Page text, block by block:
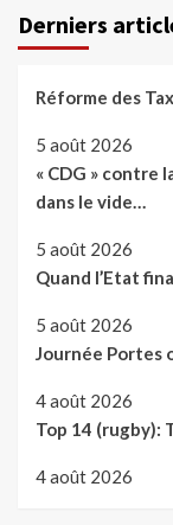
Derniers
Réforme des
5 août 2026
« CDG » contre
dans le vide…
5 août 2026
Quand l’Etat
5 août 2026
Journée Portes
4 août 2026
Top 14 (rugby):
4 août 2026